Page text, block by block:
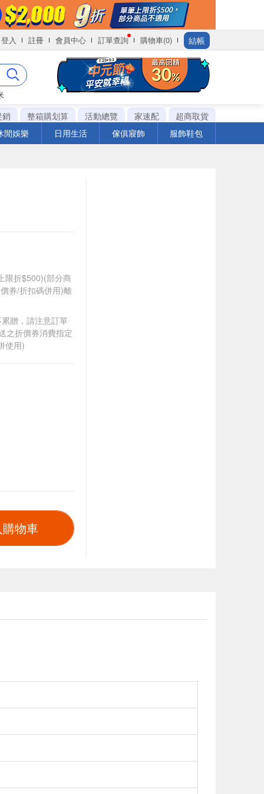
登入 註冊 會員中心 訂單查詢 購物車(0) 結帳
銷
整箱購划算 活動總覽 家速配
超商取貨
閒娛樂
日用生活 傢俱寢飾 服飾鞋包
限折$500)(部分商
券/折扣碼併用)離
贈，請注意訂單
之折價券消費指定
使用)
物車